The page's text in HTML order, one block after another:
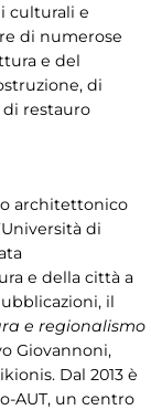
culturali e
di numerose
e del
di
restauro
architettonico
di
e della città a
il
e regionalismo
Giovannoni,
Dal 2013 è
AUT, un centro